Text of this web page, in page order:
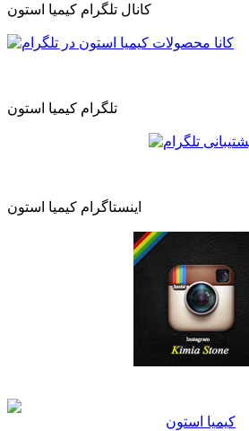
کانال تلگرام کیمیا استون
تلگرام کیمیا استون
اینستاگرام کیمیا استون
كيميا استون